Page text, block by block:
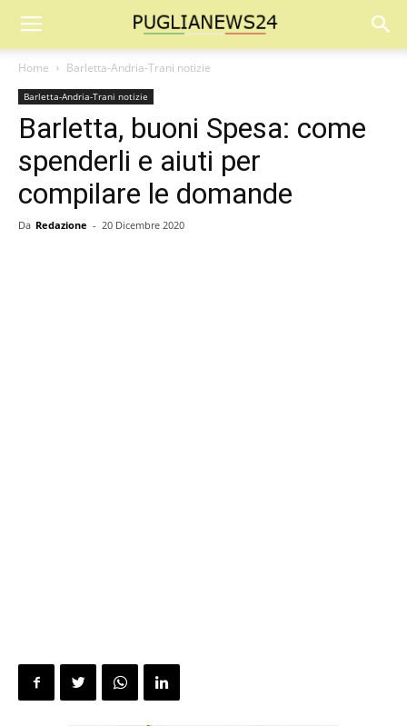
Home Barletta-Andria-Trani notizie
Barletta-Andria-Trani notizie
Barletta, buoni Spesa: come
spenderli e aiuti per
compilare le domande
Da Redazione - 20 Dicembre 2020